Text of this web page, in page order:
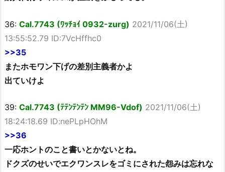
36: Cal.7743 (ﾜｯﾁｮｲ 0932-zurg) 2021/11/06(土)
13:55:52.79 ID:7VcHffhc0
>>35
またホモワン下げの差別主義者かよ
出ていけよ
39: Cal.7743 (ﾃﾃﾝﾃﾝﾃﾝ MM96-Vdof) 2021/11/06(土)
18:24:18.69 ID:nePLpHOhM
>>36
一応ホントのこと書いとかないとね。
ドクズのせいでエクワンスレをゴミにされた怨みは忘れな